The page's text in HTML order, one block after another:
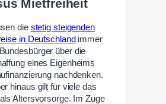
Mietfreiheit
die stetig steigenden
in Deutschland immer
über die
eines Eigenheims
nachdenken.
hinaus gilt für viele das
Altersvorsorge. Im Zuge